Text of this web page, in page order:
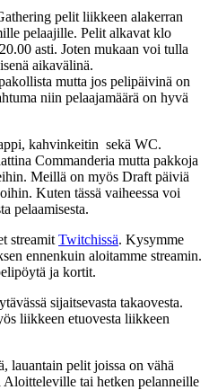
pelit liikkeen alakerran
pelaajille. Pelit alkavat klo
asti. Joten mukaan voi tulla
aikavälinä.
mutta jos pelipäivinä on
niin pelaajamäärä on hyvä
kahvinkeitin sekä WC.
Commanderia mutta pakkoja
Meillä on myös Draft päiviä
Kuten tässä vaiheessa voi
pelaamisesta.
streamit Twitchissä. Kysymme
ennenkuin aloitamme streamin.
ja kortit.
sijaitsevasta takaovesta.
liikkeen etuovesta liikkeen
lauantain pelit joissa on vähä
tai hetken pelanneille